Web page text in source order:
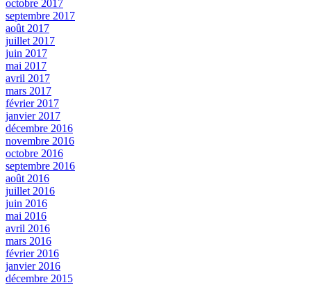
octobre 2017
septembre 2017
août 2017
juillet 2017
juin 2017
mai 2017
avril 2017
mars 2017
février 2017
janvier 2017
décembre 2016
novembre 2016
octobre 2016
septembre 2016
août 2016
juillet 2016
juin 2016
mai 2016
avril 2016
mars 2016
février 2016
janvier 2016
décembre 2015